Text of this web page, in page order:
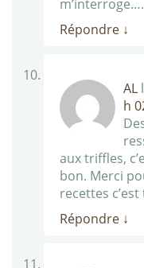
m’interroge….
Répondre ↓
AL
h
aux triffles,
bon. Merci
recettes
Répondre ↓